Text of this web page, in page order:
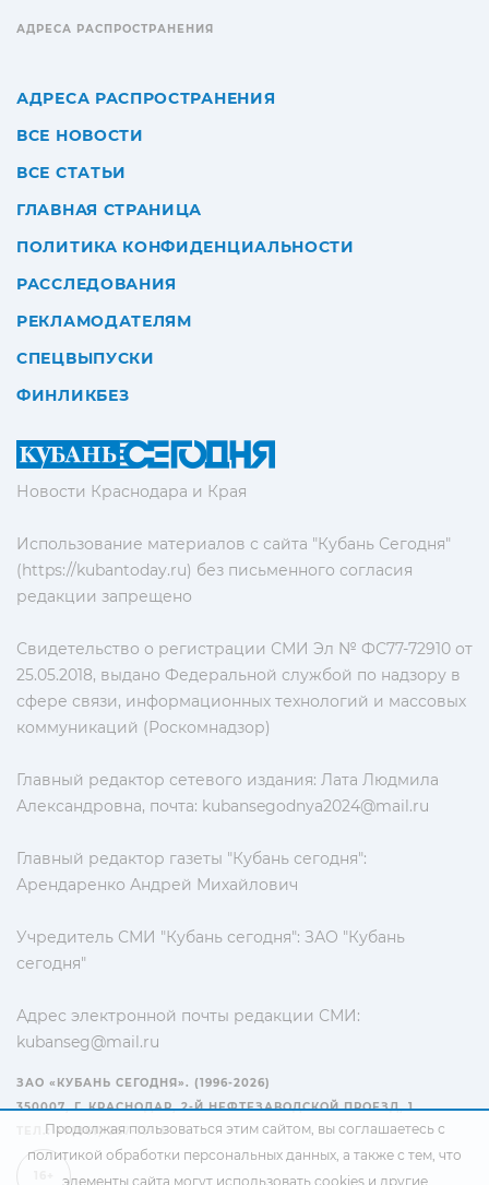
Новости Краснодара и Края
Использование материалов с сайта "Кубань Сегодня"
(https://kubantoday.ru) без письменного согласия
редакции запрещено
Свидетельство о регистрации СМИ Эл № ФС77-72910 от
25.05.2018, выдано Федеральной службой по надзору в
сфере связи, информационных технологий и массовых
коммуникаций (Роскомнадзор)
Главный редактор сетевого издания: Лата Людмила
Александровна, почта: kubansegodnya2024@mail.ru
Главный редактор газеты "Кубань сегодня":
Арендаренко Андрей Михайлович
Учредитель СМИ "Кубань сегодня": ЗАО "Кубань
сегодня"
Адрес электронной почты редакции СМИ:
kubanseg@mail.ru
АДРЕСА РАСПРОСТРАНЕНИЯ
АДРЕСА РАСПРОСТРАНЕНИЯ
ВСЕ НОВОСТИ
ВСЕ СТАТЬИ
ГЛАВНАЯ СТРАНИЦА
ПОЛИТИКА КОНФИДЕНЦИАЛЬНОСТИ
РАССЛЕДОВАНИЯ
РЕКЛАМОДАТЕЛЯМ
СПЕЦВЫПУСКИ
ФИНЛИКБЕЗ
ЗАО «КУБАНЬ СЕГОДНЯ». (1996-2026)
350007, Г. КРАСНОДАР, 2-Й НЕФТЕЗАВОДСКОЙ ПРОЕЗД, 1
ТЕЛ.: +7(861) 267-15-15
Продолжая пользоваться этим сайтом, вы соглашаетесь с
политикой обработки персональных данных, а также с тем, что
элементы сайта могут использовать cookies и другие